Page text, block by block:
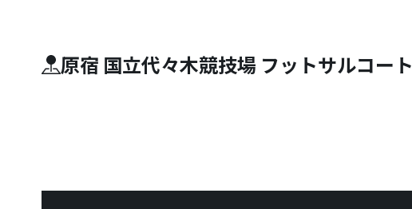
原宿 国立代々木競技場 フットサルコート